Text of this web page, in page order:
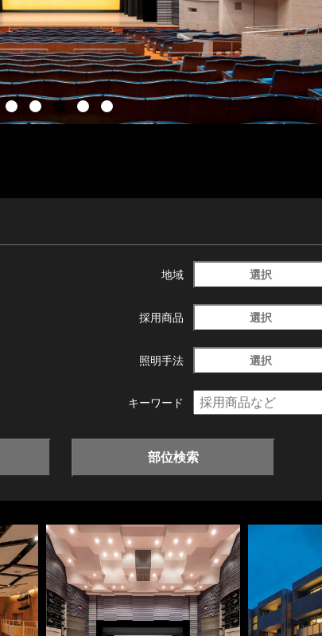
地域 選択
採用商品 選択
照明手法 選択
キーワード
部位検索